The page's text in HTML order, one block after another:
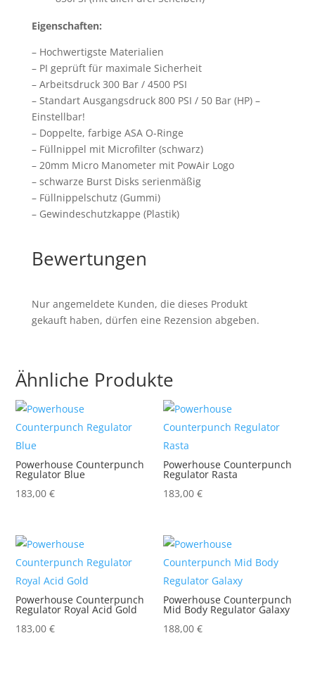
Eigenschaften:
– Hochwertigste Materialien
– PI geprüft für maximale Sicherheit
– Arbeitsdruck 300 Bar / 4500 PSI
– Standart Ausgangsdruck 800 PSI / 50 Bar (HP) –
Einstellbar!
– Doppelte, farbige ASA O-Ringe
– Füllnippel mit Microfilter (schwarz)
– 20mm Micro Manometer mit PowAir Logo
– schwarze Burst Disks serienmäßig
– Füllnippelschutz (Gummi)
– Gewindeschutzkappe (Plastik)
Bewertungen
Nur angemeldete Kunden, die dieses Produkt
gekauft haben, dürfen eine Rezension abgeben.
Ähnliche Produkte
Powerhouse Counterpunch
Regulator Blue
183,00€
Powerhouse Counterpunch
Regulator Rasta
183,00€
Powerhouse Counterpunch
Regulator Royal Acid Gold
183,00€
Powerhouse Counterpunch
Mid Body Regulator Galaxy
188,00€